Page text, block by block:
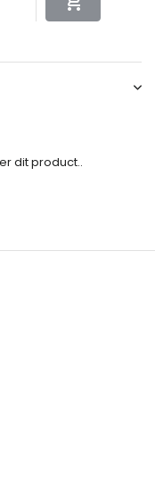
dit product..